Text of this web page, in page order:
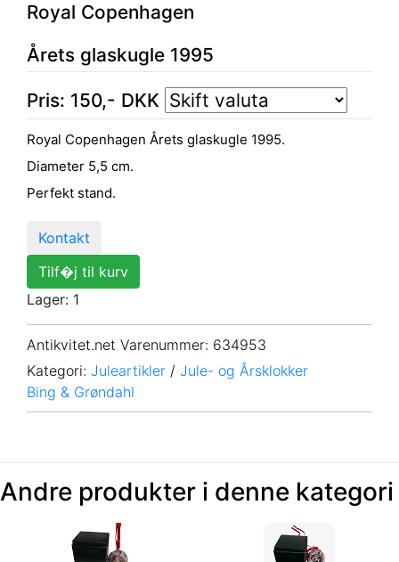
Royal Copenhagen
Årets glaskugle 1995
Pris: 150,- DKK
Royal Copenhagen Årets glaskugle 1995.
Diameter 5,5 cm.
Perfekt stand.
Kontakt
Tilf�j til kurv
Lager: 1
Antikvitet.net Varenummer: 634953
Kategori: Juleartikler / Jule- og Årsklokker
Bing & Grøndahl
Andre produkter i denne kategori